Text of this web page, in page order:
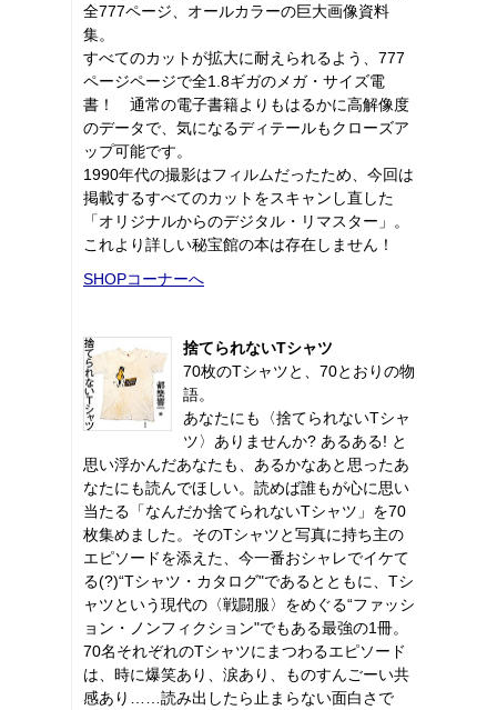
全777ページ、オールカラーの巨大画像資料
集。
すべてのカットが拡大に耐えられるよう、777
ページページで全1.8ギガのメガ・サイズ電
書！ 通常の電子書籍よりもはるかに高解像度
のデータで、気になるディテールもクローズア
ップ可能です。
1990年代の撮影はフィルムだったため、今回は
掲載するすべてのカットをスキャンし直した
「オリジナルからのデジタル・リマスター」。
これより詳しい秘宝館の本は存在しません！
SHOPコーナーへ
捨てられないTシャツ
70枚のTシャツと、70とおりの物
語。
あなたにも〈捨てられないTシャ
ツ〉ありませんか? あるある! と
思い浮かんだあなたも、あるかなあと思ったあ
なたにも読んでほしい。読めば誰もが心に思い
当たる「なんだか捨てられないTシャツ」を70
枚集めました。そのTシャツと写真に持ち主の
エピソードを添えた、今一番おシャレでイケて
る(?)“Tシャツ・カタログ"であるとともに、Tシ
ャツという現代の〈戦闘服〉をめぐる“ファッシ
ョン・ノンフィクション"でもある最強の1冊。
70名それぞれのTシャツにまつわるエピソード
は、時に爆笑あり、涙あり、ものすんごーい共
感あり……読み出したら止まらない面白さで